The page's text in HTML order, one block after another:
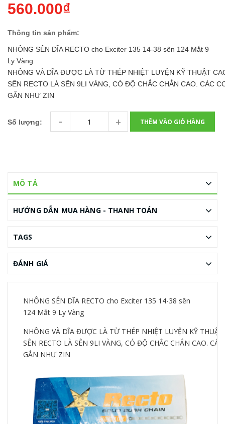
560.000₫
Thông tin sản phẩm:
NHÔNG SÊN DĨA RECTO cho Exciter 135 14-38 sên 124 Mắt 9
Ly Vàng
NHÔNG VÀ DĨA ĐƯỢC LÀ TỪ THÉP NHIỆT LUYỆN KỸ THUẬT
SÊN RECTO LÀ SÊN 9LI VÀNG, CÓ ĐỘ CHẮC CHẮN CAO. CÁC
GẮN NHƯ ZIN
Số lượng: - + THÊM VÀO GIỎ HÀNG
MÔ TẢ
HƯỚNG DẪN MUA HÀNG - THANH TOÁN
TAGS
ĐÁNH GIÁ
NHÔNG SÊN DĨA RECTO cho Exciter 135 14-38 sên
124 Mắt 9 Ly Vàng
NHÔNG VÀ DĨA ĐƯỢC LÀ TỪ THÉP NHIỆT LUYỆN KỸ
SÊN RECTO LÀ SÊN 9LI VÀNG, CÓ ĐỘ CHẮC CHẮN CAO.
GẮN NHƯ ZIN